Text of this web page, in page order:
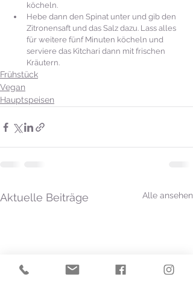
köcheln.
Hebe dann den Spinat unter und gib den
Zitronensaft und das Salz dazu. Lass alles
für weitere fünf Minuten köcheln und
serviere das Kitchari dann mit frischen
Kräutern.
Frühstück
Vegan
Hauptspeisen
Aktuelle Beiträge Alle ansehen